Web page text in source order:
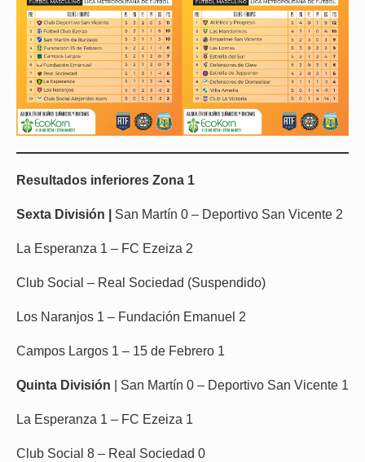
Resultados inferiores Zona 1
Sexta División | San Martín 0 – Deportivo San Vicente 2
La Esperanza 1 – FC Ezeiza 2
Club Social – Real Sociedad (Suspendido)
Los Naranjos 1 – Fundación Emanuel 2
Campos Largos 1 – 15 de Febrero 1
Quinta División | San Martín 0 – Deportivo San Vicente 1
La Esperanza 1 – FC Ezeiza 1
Club Social 8 – Real Sociedad 0